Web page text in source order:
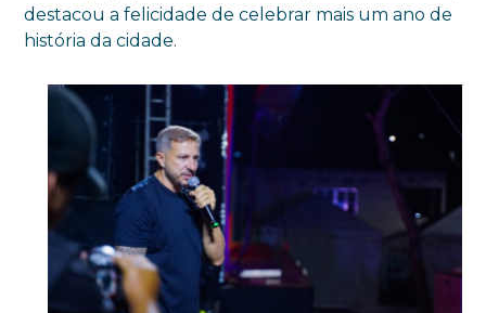
destacou a felicidade de celebrar mais um ano de
história da cidade.